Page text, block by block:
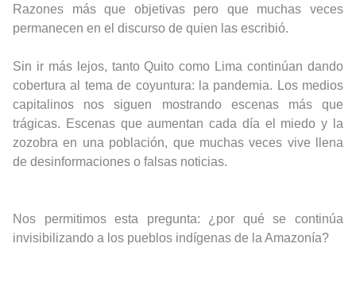
Razones más que objetivas pero que muchas veces
permanecen en el discurso de quien las escribió.
Sin ir más lejos, tanto Quito como Lima continúan dando
cobertura al tema de coyuntura: la pandemia. Los medios
capitalinos nos siguen mostrando escenas más que
trágicas. Escenas que aumentan cada día el miedo y la
zozobra en una población, que muchas veces vive llena
de desinformaciones o falsas noticias.
Nos permitimos esta pregunta: ¿por qué se continúa
invisibilizando a los pueblos indígenas de la Amazonía?